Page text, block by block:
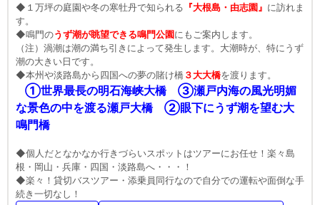
◆１万坪の庭園や冬の寒牡丹で知られる 『大根島・由志園』 に訪れま
す。
◆鳴門のうず潮が眺望できる鳴門公園にもご案内します。
（注）渦潮は潮の満ち引きによって発生します。大潮時が、特にうず
潮の大きい日です。
◆本州や淡路島から四国への夢の賭け橋３大大橋を渡ります。
①世界最長の明石海峡大橋 ③瀬戸内海の風光明媚
な景色の中を渡る瀬戸大橋 ②眼下にうず潮を望む大
鳴門橋
◆個人だとなかなか行きづらいスポットはツアーにお任せ！楽々島
根・岡山・兵庫・四国・淡路島へ・・・！
◆楽々！貸切バスツアー・添乗員同行なので自分での運転や面倒な手
続き一切なし！